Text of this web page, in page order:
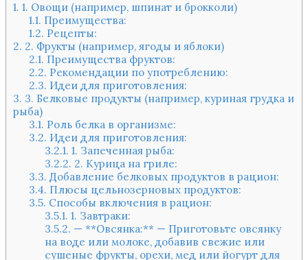
1. 1. Овощи (например, шпинат и брокколи)
1.1. Преимущества:
1.2. Рецепты:
2. 2. Фрукты (например, ягоды и яблоки)
2.1. Преимущества фруктов:
2.2. Рекомендации по употреблению:
2.3. Идеи для приготовления:
3. 3. Белковые продукты (например, куриная грудка и
рыба)
3.1. Роль белка в организме:
3.2. Идеи для приготовления:
3.2.1. 1. Запеченная рыба:
3.2.2. 2. Курица на гриле:
3.3. Добавление белковых продуктов в рацион:
3.4. Плюсы цельнозерновых продуктов:
3.5. Способы включения в рацион:
3.5.1. 1. Завтраки:
3.5.2. — **Овсянка:** — Приготовьте овсянку
на воде или молоке, добавив свежие или
сушеные фрукты, орехи, мед или йогурт для